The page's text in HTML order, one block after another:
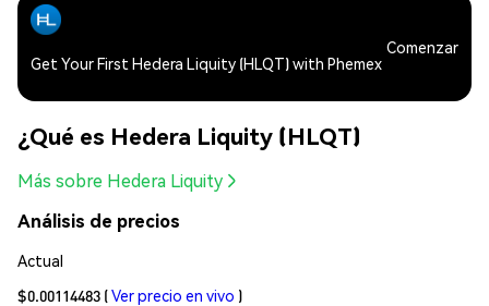
Get Your First Hedera Liquity (HLQT) with Phemex
Comenzar
¿Qué es Hedera Liquity (HLQT)
Más sobre Hedera Liquity
Análisis de precios
Actual
$0.00114483 (Ver precio en vivo )